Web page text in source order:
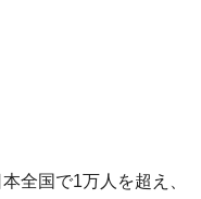
全国で1万人を超え、